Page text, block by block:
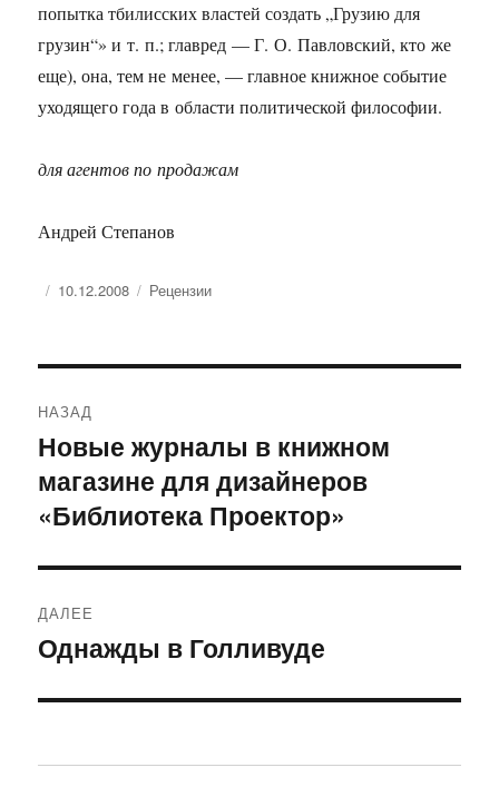
попытка тбилисских властей создать „Грузию для
грузин“» и т. п.; главред — Г. О. Павловский, кто же
еще), она, тем не менее, — главное книжное событие
уходящего года в области политической философии.
для агентов по продажам
Андрей Степанов
Опубликовано
10.12.2008 Рубрики
Рецензии
по
записям
НАЗАД
Предыдущая
запись:
Новые журналы в книжном
магазине для дизайнеров
«Библиотека Проектор»
ДАЛЕЕ
Следующая
Однажды в Голливуде